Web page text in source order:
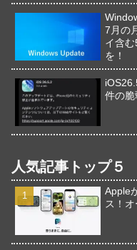
7月の
イ含
を！
件の脆
人気記事トップ５
Apple
ス！